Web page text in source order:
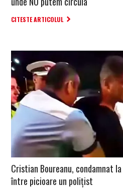
CITESTE ARTICOLUL
Cristian Boureanu, condamnat
între picioare un polițist